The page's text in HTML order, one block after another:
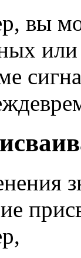
вы
или